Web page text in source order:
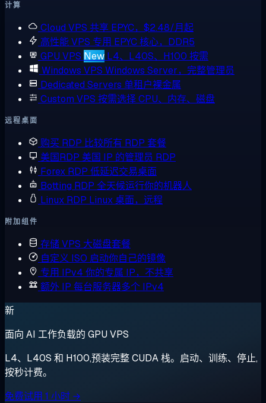
计算
Cloud VPS 共享 EPYC，$2.48/月起
高性能 VPS 专用 EPYC 核心，DDR5
GPU VPS New L4、L40S、H100 按需
Windows VPS Windows Server，完整管理员
Dedicated Servers 单租户裸金属
Custom VPS 按需选择 CPU、内存、磁盘
远程桌面
购买 RDP 比较所有 RDP 套餐
美国RDP 美国 IP 的管理员 RDP
Forex RDP 低延迟交易桌面
Botting RDP 全天候运行你的机器人
Linux RDP Linux 桌面，远程
附加组件
存储 VPS 大磁盘套餐
自定义 ISO 启动你自己的镜像
专用 IPv4 你的专属 IP，不共享
额外 IP 每台服务器多个 IPv4
新
面向 AI 工作负载的 GPU VPS
L4、L40S 和 H100,预装完整 CUDA 栈。启动、训练、停止,
按秒计费。
免费试用 1 小时 →